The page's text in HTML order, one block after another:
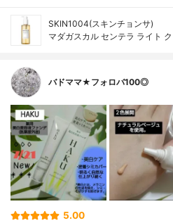
SKIN1004(スキンチョンサ)
マダガスカル センテラ ライト
バドママ★フォロバ100◎
5.00